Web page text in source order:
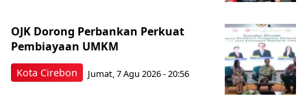
Kota Cirebon
OJK Dorong Perbankan Perkuat
Pembiayaan UMKM
Jumat, 7 Agu 2026 - 20:56